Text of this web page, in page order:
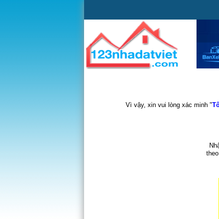
Vì vậy, xin vui lòng xác minh "